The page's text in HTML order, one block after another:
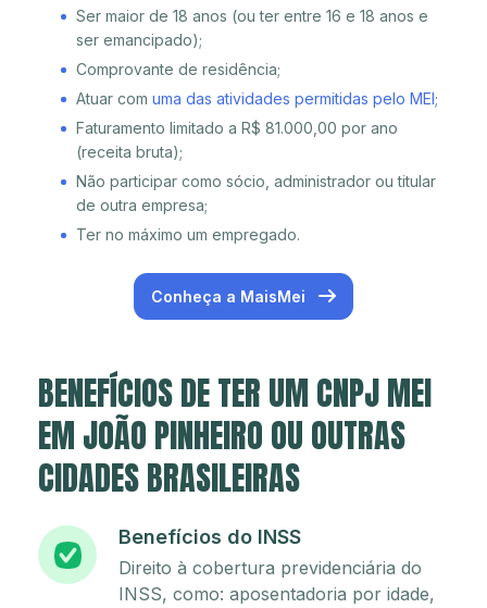
Ser maior de 18 anos (ou ter entre 16 e 18 anos e
ser emancipado);
Comprovante de residência;
Atuar com uma das atividades permitidas pelo MEI;
Faturamento limitado a R$ 81.000,00 por ano
(receita bruta);
Não participar como sócio, administrador ou titular
de outra empresa;
Ter no máximo um empregado.
Conheça a MaisMei
BENEFÍCIOS DE TER UM CNPJ MEI
EM JOÃO PINHEIRO OU OUTRAS
CIDADES BRASILEIRAS
Benefícios do INSS
Direito à cobertura previdenciária do
INSS, como: aposentadoria por idade,